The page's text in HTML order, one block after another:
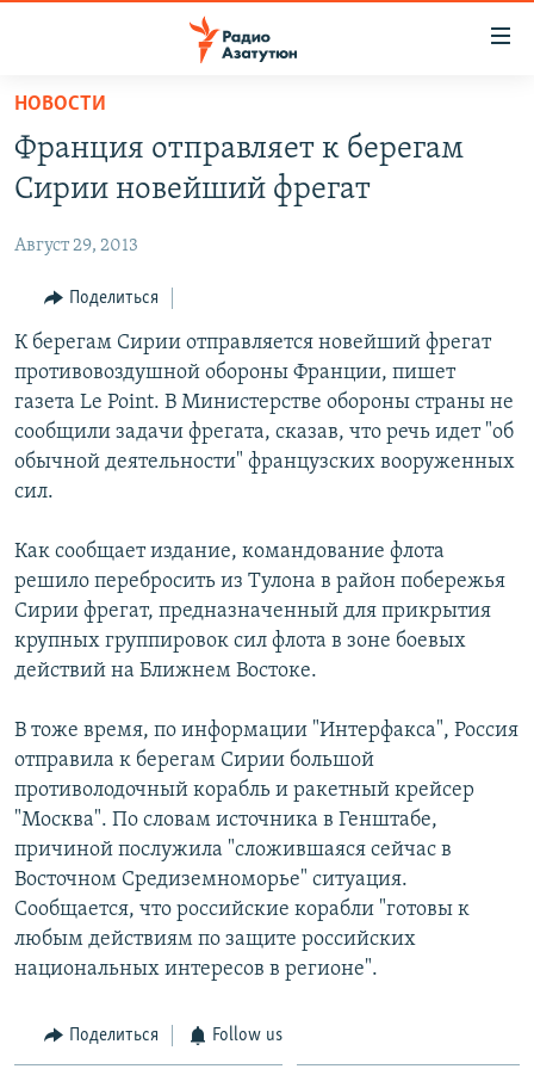
Перейти
основному
содержанию
Перейти
навигации
Перейти
поиску
НОВОСТИ
ПОЛИТИКА
ОБЩЕСТВО
ЭКОНОМИКА
РЕГИОН
НАГОРНЫЙ КАРАБАХ
КУЛЬТУРА
СПОРТ
Հայերեն
English
Русский
Все сайты Радио Азатутюн
НОВОСТИ
Франция отправляет к берегам
Сирии новейший фрегат
Август 29, 2013
Поделиться
К берегам Сирии отправляется новейший фрегат
противовоздушной обороны Франции, пишет
газета Le Point. В Министерстве обороны страны не
сообщили задачи фрегата, сказав, что речь идет "об
обычной деятельности" французских вооруженных
сил.
Как сообщает издание, командование флота
решило перебросить из Тулона в район побережья
Сирии фрегат, предназначенный для прикрытия
крупных группировок сил флота в зоне боевых
действий на Ближнем Востоке.
В тоже время, по информации "Интерфакса", Россия
отправила к берегам Сирии большой
противолодочный корабль и ракетный крейсер
"Москва". По словам источника в Генштабе,
причиной послужила "сложившаяся сейчас в
Восточном Средиземноморье" ситуация.
Сообщается, что российские корабли "готовы к
любым действиям по защите российских
национальных интересов в регионе".
Поделиться Follow us